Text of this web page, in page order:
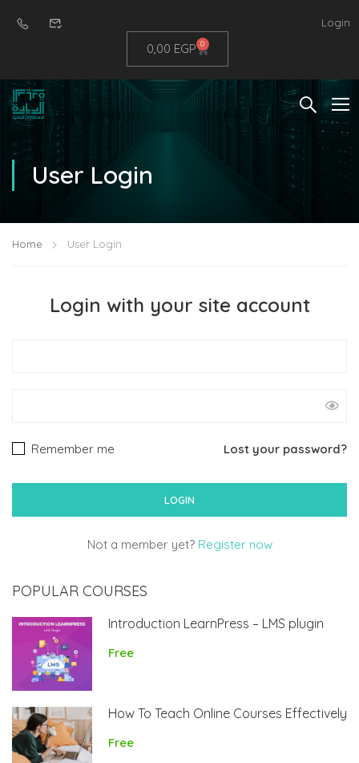
Login
0,00 EGP 0
User Login
Home User Login
Login with your site account
Lost your password?
Remember me
Not a member yet? Register now
POPULAR COURSES
Introduction LearnPress – LMS plugin
Free
How To Teach Online Courses Effectively
Free